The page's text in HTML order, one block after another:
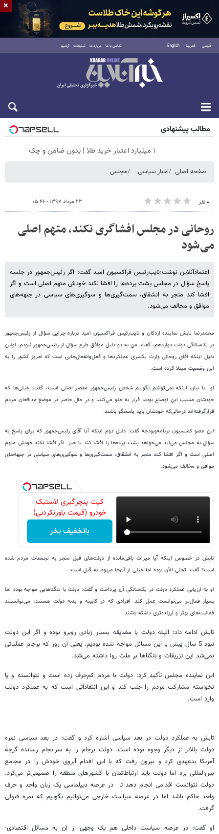
فارسی العربية English تماس با ما درباره ما تبلیغات آرشیو
جمعه ۱۶ مرداد ۱۴۰۵
مطالب پیشنهادی
۱ میلیارد اعتبار خرید طلا | بدون ضامن و چک
صفحه اصلی اخبار سیاسی مجلس
۰ نفر ۲۳ مرداد ۱۳۹۷ - ۰۵:۴۶
روحانی در مجلس افشاگری نکند، متهم اصلی
می‌شود
اعتمادآنلاین نوشت:‌نایب‌رئیس فراکسیون امید گفت: اگر رئیس‌جمهور در جلسه
پاسخ سؤال در مجلس پشت پرده‌ها را افشا نکند خودش متهم اصلی است و اگر
افشا کند منجر به انشقاق، سمت‌گیری‌ها و سوگیری‌های سیاسی در جبهه‌های
موافق و مخالف می‌شود.
محمدرضا تابش نماینده اردکان و نایب‌رئیس فراکسیون امید درباره چرایی سؤال از رئیس‌جمهور
در یک‌سالگی دولت دوازدهم، گفت: من به دو دلیل موافق طرح سؤال از رئیس‌جمهور نبودم. اولین
دلیل اینکه آقای روحانی وارث یکسری عملکردها و فعل‌وانفعال‌هایی است که امروز کشور را به
این وضعیت مبتلا کرده است.
او با بیان اینکه نمی‌توانیم بگوییم شخص رئیس‌جمهور مقصر اصلی است، گفت: خیلی‌ها که
خودشان مسبب این اوضاع بودند فرار به جلو می‌کنند و در حال حاضر در موضع مدافعان مردم
قرارگرفته‌اند درحالی‌که خودشان باید پاسخگو باشند.
این عضو کمیسیون برنامه‌وبودجه گفت: دلیل دوم اینکه آیا آقای رئیس‌جمهور که برای پاسخ به
سؤال به مجلس می‌آید می‌خواهد پشت پرده‌ها را افشا کند یا خیر. اگر افشا نکند خودش متهم
اصلی است و اگر افشا کند منجر به انشقاق، سمت‌گیری‌ها و سوگیری‌های سیاسی در جبهه‌های
موافق و مخالف می‌شود.
کیت پنچرگیری لاستیک
خودرو (قیمت باورنکردنی)
باتخفیف بخر
تابش در خصوص اینکه آیا میراث باقی‌مانده از دولت‌های قبل منجر به تجمعات مردم شده
است؟ گفت: تجلی الآن بوده اما خیلی از آن‌ها مربوط به قبل است.
او به ارزیابی عملکرد دولت در یک‌سالگی آن پرداخت و گفت: دولت با تنگناهایی مواجه بوده اما
بسیار فعال‌تر می‌توانست عمل کند. افرادی که در کابینه و بدنه دولت هستند، می‌توانستند
فعالیت‌های بهتر و ارزنده‌تری داشته باشند.
تابش ادامه داد: البته دولت با مضایقه بسیار زیادی روبرو بوده و اگر این دولت
نبود 5 سال پیش با این مسائل مواجه شده بودیم. یعنی آن روز که برجام عملیاتی
نمی‌شد این تزریقات و تنگناها بر ملت روا داشته می‌شد.
این نماینده مجلس تأکید کرد: دولت با مردم کم‌حرف زده است و نتوانسته و یا
نخواسته مشارکت مردم را جلب کند و این انتقاداتی است که به عملکرد دولت
وارد است.
تابش به عملکرد دولت در بعد سیاسی اشاره کرد و گفت: در بعد سیاسی نمره
دولت بالاتر از دیگر وجوه بوده است. دولت برجام را به سرانجام رسانده گرچه
آمریکا بدعهدی کرد و بیرون رفت که با این اقدام آبروی خودش را در مجامع
بین‌المللی برد اما دولت باید ارتباطاتمان با کشورهای منطقه را صمیمی‌تر می‌کرد.
دولت نتوانست اقدامی انجام دهد تا در عرصه دیپلماسی یک‌ زبان واحد و حرف
واحد حاکم باشد اما در عرصه سیاست خارجی می‌توانیم بگوییم که نمره قبولی
گرفت.
او گفت: در عرصه سیاست داخلی هم یک وجهی از آن به مسائل اقتصادی-
×